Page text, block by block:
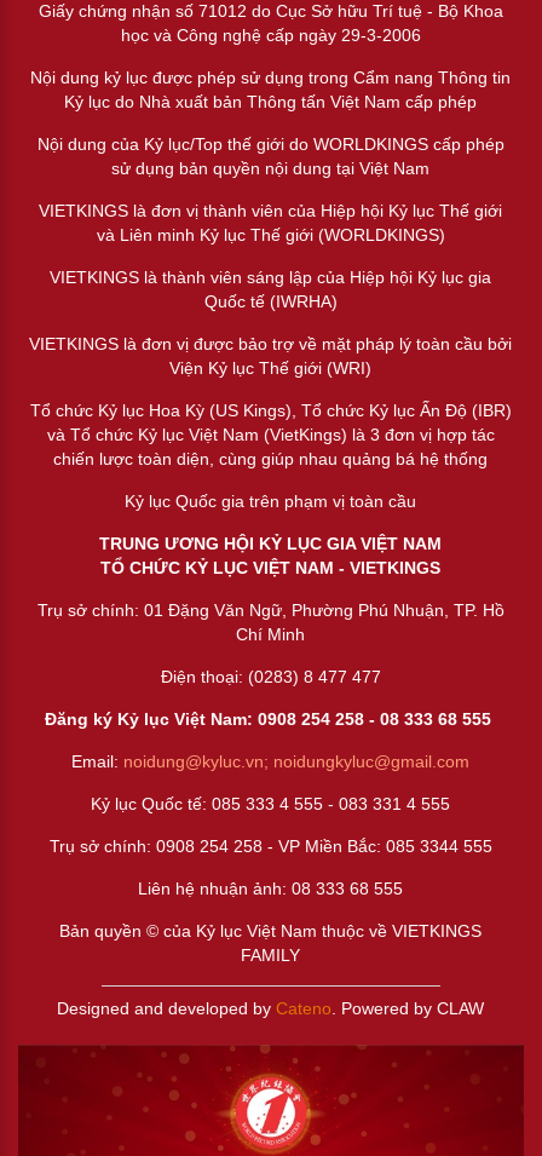
Giấy chứng nhận số 71012 do Cục Sở hữu Trí tuệ - Bộ Khoa
học và Công nghệ cấp ngày 29-3-2006
Nội dung kỷ lục được phép sử dụng trong Cẩm nang Thông tin
Kỷ lục do Nhà xuất bản Thông tấn Việt Nam cấp phép
Nội dung của Kỷ lục/Top thế giới do WORLDKINGS cấp phép
sử dụng bản quyền nội dung tại Việt Nam
VIETKINGS là đơn vị thành viên của Hiệp hội Kỷ lục Thế giới
và Liên minh Kỷ lục Thế giới (WORLDKINGS)
VIETKINGS là thành viên sáng lập của Hiệp hội Kỷ lục gia
Quốc tế (IWRHA)
VIETKINGS là đơn vị được bảo trợ về mặt pháp lý toàn cầu bởi
Viện Kỷ lục Thế giới (WRI)
Tổ chức Kỷ lục Hoa Kỳ (US Kings), Tổ chức Kỷ lục Ấn Độ (IBR)
và Tổ chức Kỷ lục Việt Nam (VietKings) là 3 đơn vị hợp tác
chiến lược toàn diện, cùng giúp nhau quảng bá hệ thống
Kỷ lục Quốc gia trên phạm vị toàn cầu
TRUNG ƯƠNG HỘI KỶ LỤC GIA VIỆT NAM
TỔ CHỨC KỶ LỤC VIỆT NAM - VIETKINGS
Trụ sở chính: 01 Đặng Văn Ngữ, Phường Phú Nhuận, TP. Hồ
Chí Minh
Điện thoại: (0283) 8 477 477
Đăng ký Kỷ lục Việt Nam: 0908 254 258 -08 333 68 555
Email: noidung@kyluc.vn; noidungkyluc@gmail.com
Kỷ lục Quốc tế: 085 333 4 555 - 083 331 4 555
Trụ sở chính: 0908 254 258 - VP Miền Bắc: 085 3344 555
Liên hệ nhuận ảnh:08 333 68 555
Bản quyền © của Kỷ lục Việt Nam thuộc về VIETKINGS
FAMILY
Designed and developed byCateno. Powered by CLAW